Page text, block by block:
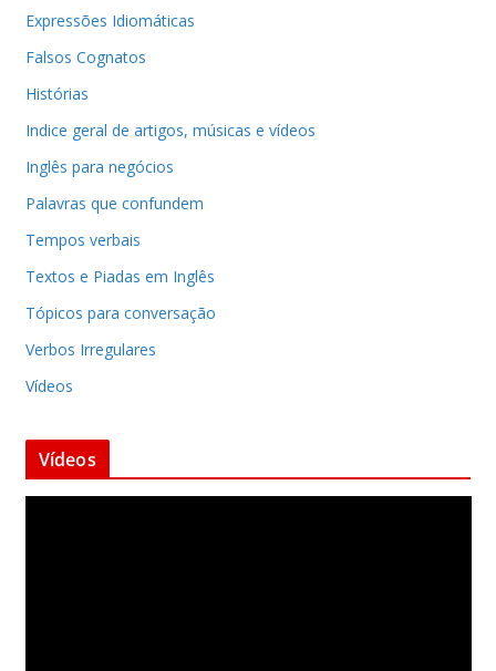
Expressões Idiomáticas
Falsos Cognatos
Histórias
Indice geral de artigos, músicas e vídeos
Inglês para negócios
Palavras que confundem
Tempos verbais
Textos e Piadas em Inglês
Tópicos para conversação
Verbos Irregulares
Vídeos
Vídeos